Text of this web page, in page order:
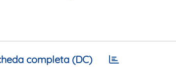
completa (DC)